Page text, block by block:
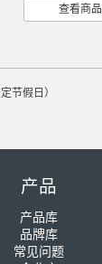
查看商
节假日）
产品
产品库
品牌库
常见问题